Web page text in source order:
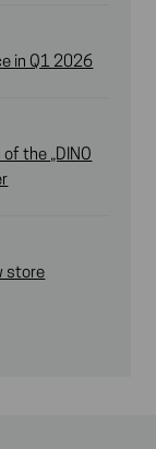
in Q1 2026
the „DINO
store